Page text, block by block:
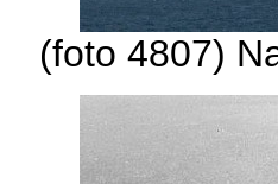
(foto 4807)